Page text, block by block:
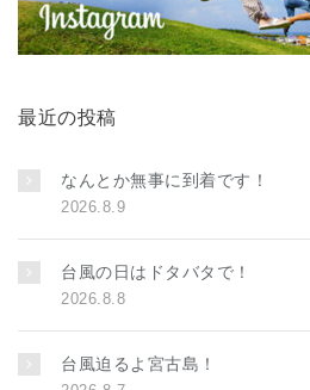
最近の投稿
なんとか無事に到着です！
2026.8.9
台風の日はドタバタで！
2026.8.8
台風迫るよ宮古島！